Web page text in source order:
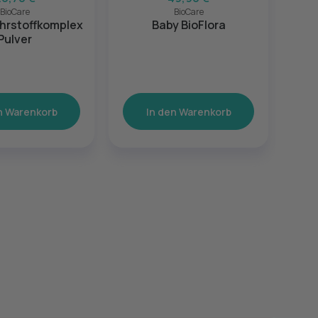
BioCare
Warenkorb
BioCare
Baby BioFlora
In den Warenkorb